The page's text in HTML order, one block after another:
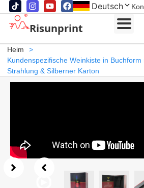
Deutsch
Risunprint
Heim
>
Kundenspezifische Weinkiste in
Strahlung & Silberner Karton